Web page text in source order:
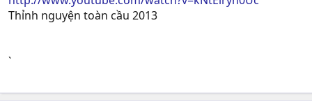
Thỉnh nguyện toàn cầu 2013
`